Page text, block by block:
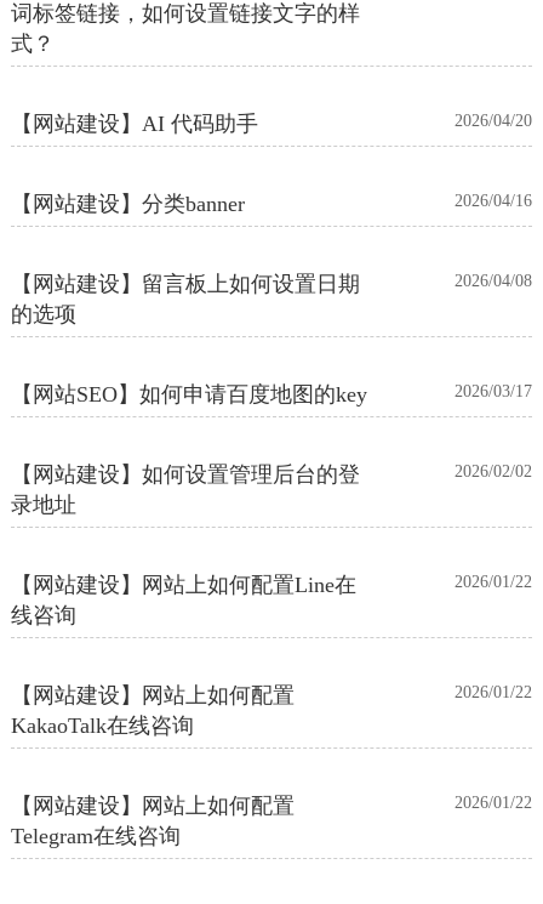
词标签链接，如何设置链接文字的样
式？
【网站建设】AI 代码助手 2026/04/20
【网站建设】分类banner 2026/04/16
【网站建设】留言板上如何设置日期
的选项
2026/04/08
【网站SEO】如何申请百度地图的key 2026/03/17
【网站建设】如何设置管理后台的登
录地址
2026/02/02
【网站建设】网站上如何配置Line在
线咨询
2026/01/22
【网站建设】网站上如何配置
KakaoTalk在线咨询
2026/01/22
【网站建设】网站上如何配置
Telegram在线咨询
2026/01/22